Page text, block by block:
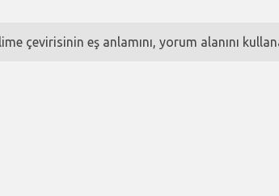
çevirisinin eş anlamını, yorum alanını